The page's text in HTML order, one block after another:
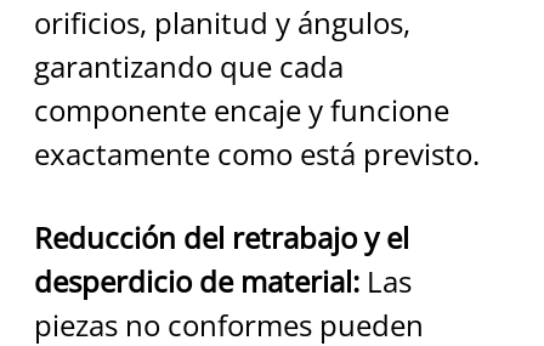
orificios, planitud y ángulos,
garantizando que cada
componente encaje y funcione
exactamente como está previsto.
Reducción del retrabajo y el
desperdicio de material: Las
piezas no conformes pueden